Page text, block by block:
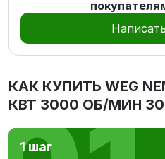
КАК КУПИТЬ WEG
КВТ 3000 ОБ/МИН
1 шаг